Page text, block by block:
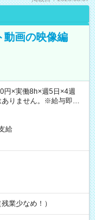
動画の映像編
×実働8h×週5日×4週
りません。※給与即受
給
業少なめ！）